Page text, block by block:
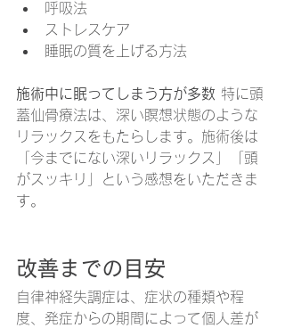
呼吸法
ストレスケア
睡眠の質を上げる方法
施術中に眠ってしまう方が多数 特に頭
蓋仙骨療法は、深い瞑想状態のような
リラックスをもたらします。施術後は
「今までにない深いリラックス」「頭
がスッキリ」という感想をいただきま
す。
改善までの目安
自律神経失調症は、症状の種類や程
度、発症からの期間によって個人差が